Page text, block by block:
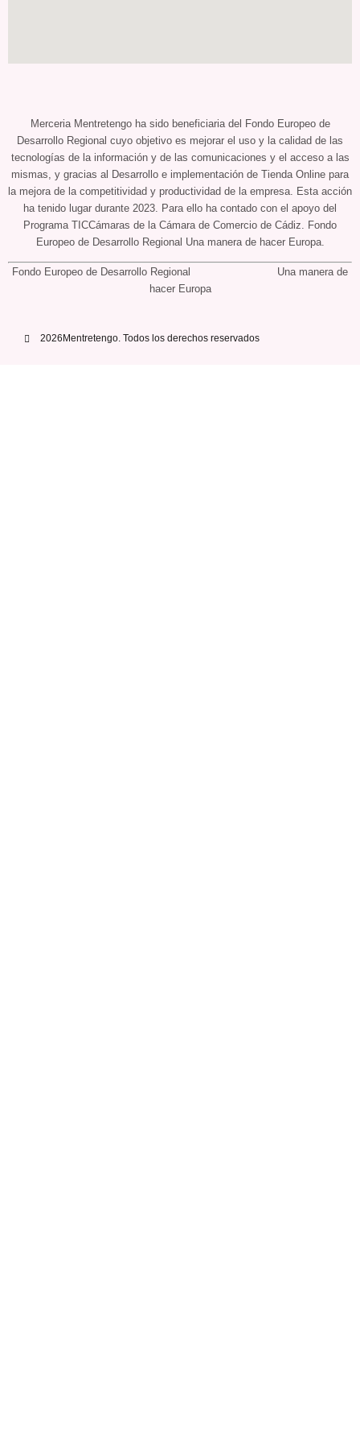
Merceria Mentretengo ha sido beneficiaria del Fondo Europeo de
Desarrollo Regional cuyo objetivo es mejorar el uso y la calidad de las
tecnologías de la información y de las comunicaciones y el acceso a las
mismas, y gracias al Desarrollo e implementación de Tienda Online para
la mejora de la competitividad y productividad de la empresa. Esta acción
ha tenido lugar durante 2023. Para ello ha contado con el apoyo del
Programa TICCámaras de la Cámara de Comercio de Cádiz. Fondo
Europeo de Desarrollo Regional Una manera de hacer Europa.
Fondo Europeo de Desarrollo Regional Una manera de
hacer Europa
2026Mentretengo. Todos los derechos reservados